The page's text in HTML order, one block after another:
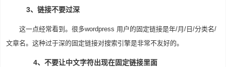
3、链接不要过深
这一点经常看到。很多wordpress 用户的固定链接是年/月/日/分类名/
文章名。这种过于深的固定链接对搜索引擎是非常不友好的。
4、不要让中文字符出现在固定链接里面